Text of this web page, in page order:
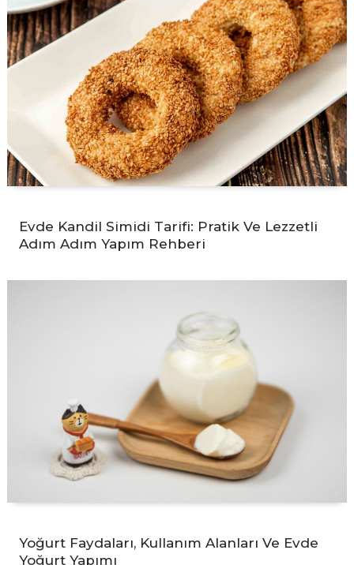
Evde Kandil Simidi Tarifi: Pratik Ve Lezzetli
Adım Adım Yapım Rehberi
Yoğurt Faydaları, Kullanım Alanları Ve Evde
Yoğurt Yapımı